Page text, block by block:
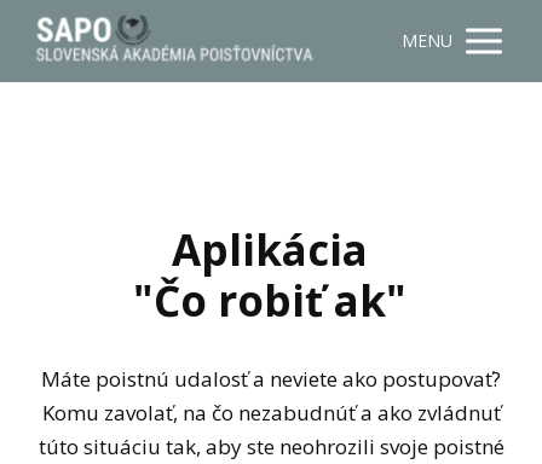
MENU
Aplikácia
"Čo robiť ak"
Máte poistnú udalosť a neviete ako postupovať?
Komu zavolať, na čo nezabudnúť a ako zvládnuť
túto situáciu tak, aby ste neohrozili svoje poistné